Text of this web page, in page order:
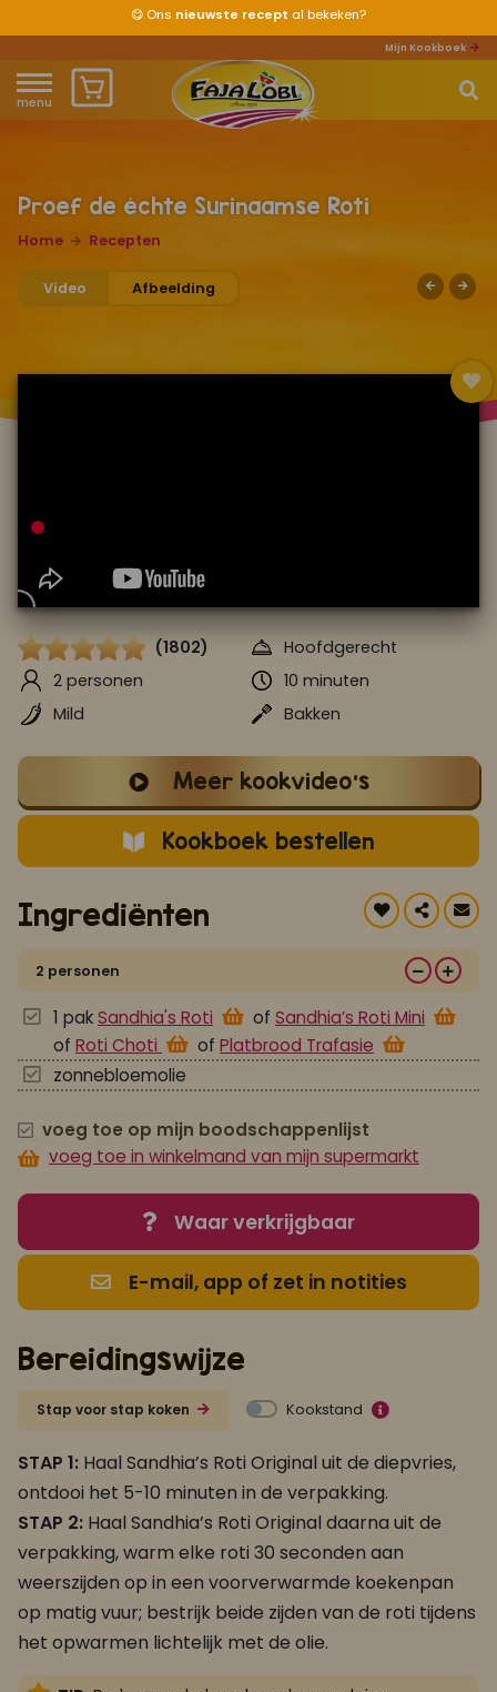
😋 Ons nieuwste recept al bekeken?
Mijn Kookboek
menu
Waar ben je naar op zoek?
Home
Over ons
Ofklik hierom je aan te melden voor Mijn Kookboek.
Proef de échte Surinaamse Roti
Home Recepten
Video Afbeelding
(1802)
Hoofdgerecht
2 personen
10 minuten
Mild
Bakken
Meer kookvideo's
Kookboek bestellen
Ingrediënten
2 personen
1 pakSandhia's Roti of Sandhia’s Roti Mini
of Roti Choti of Platbrood Trafasie
zonnebloemolie
voeg toe op mijn boodschappenlijst
voeg toe in winkelmand van mijn supermarkt
Waar verkrijgbaar
E-mail, app of zet in notities
Bereidingswijze
Stap voor stap koken Kookstand
STAP 1: Haal Sandhia’s Roti Original uit de diepvries,
ontdooi het 5-10 minuten in de verpakking.
STAP 2: Haal Sandhia’s Roti Original daarna uit de
verpakking,warm elke roti 30 seconden aan
weerszijden op in een voorverwarmde koekenpan
op matig vuur; bestrijk beide zijden van de roti tijdens
het opwarmen lichtelijk met de olie.